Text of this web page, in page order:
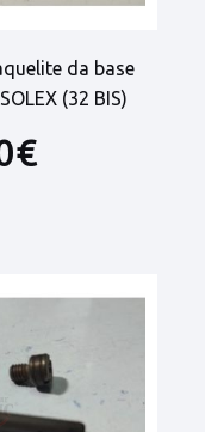
da base
(32 BIS)